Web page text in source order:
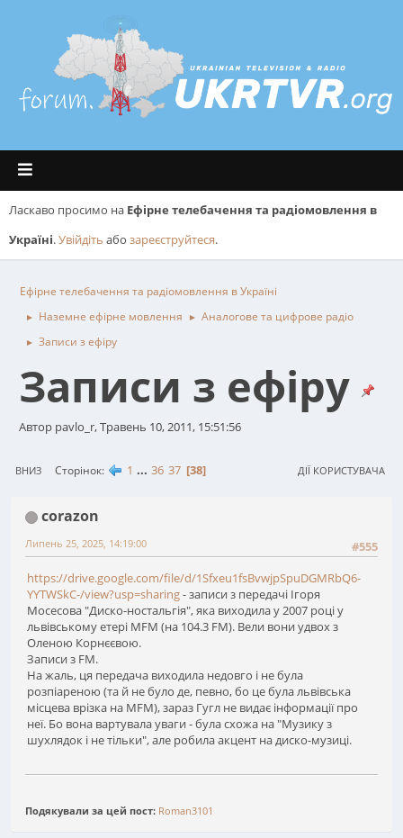
Ласкаво просимо на Ефірне телебачення та радіомовлення в
Україні.Увійдіть або зареєструйтеся.
Ефірне телебачення та радіомовлення в Україні
► Наземне ефірне мовлення ► Аналогове та цифрове радіо
► Записи з ефіру
Записи з ефіру
Автор pavlo_r, Травень 10, 2011, 15:51:56
ВНИЗ Сторінок 1 ... 36 37 38 ДІЇ КОРИСТУВАЧА
corazon
#555
Липень 25, 2025, 14:19:00
https://drive.google.com/file/d/1Sfxeu1fsBvwjpSpuDGMRbQ6-
YYTWSkC-/view?usp=sharing- записи з передачі Ігоря
Мосесова "Диско-ностальгія", яка виходила у 2007 році у
львівському етері MFM (на 104.3 FM). Вели вони удвох з
Оленою Корнєєвою.
Записи з FM.
На жаль, ця передача виходила недовго і не була
розпіареною (та й не було де, певно, бо це була львівська
місцева врізка на MFM), зараз Гугл не видає інформації про
неї. Бо вона вартувала уваги - була схожа на "Музику з
шухлядок і не тільки", але робила акцент на диско-музиці.
Подякували за цей пост: Roman3101